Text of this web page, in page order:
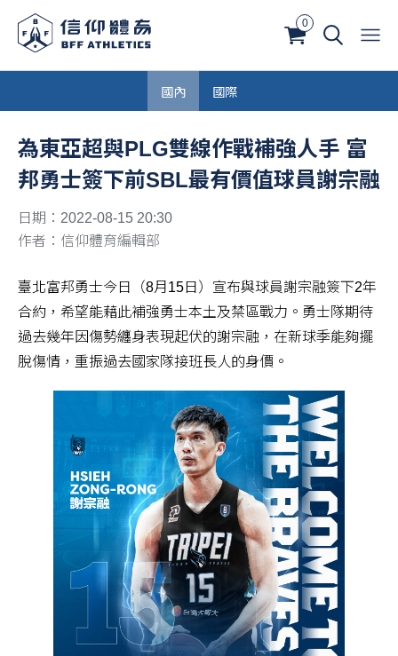
0
國內 國際
為東亞超與PLG雙線作戰補強人手 富
邦勇士簽下前SBL最有價值球員謝宗融
日期：2022-08-15 20:30
作者：信仰體育編輯部
臺北富邦勇士今日（8月15日）宣布與球員謝宗融簽下2年
合約，希望能藉此補強勇士本土及禁區戰力。勇士隊期待
過去幾年因傷勢纏身表現起伏的謝宗融，在新球季能夠擺
脫傷情，重振過去國家隊接班長人的身價。